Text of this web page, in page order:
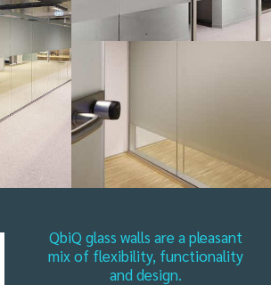
QbiQ glass walls are a pleasant
mix of flexibility, functionality
and design.